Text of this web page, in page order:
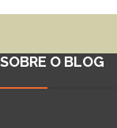
SOBRE O BLOG